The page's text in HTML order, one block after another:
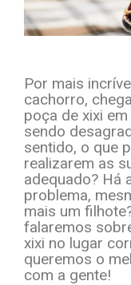
Por mais
cachorro,
poça de xixi
sendo
sentido, o que
realizarem as
adequado? Há
problema,
mais um
falaremos
xixi no lugar
queremos o
com a gente!